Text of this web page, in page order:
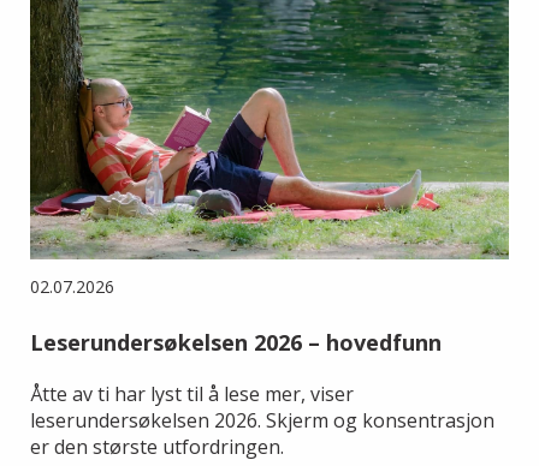
02.07.2026
Leserundersøkelsen 2026 – hovedfunn
Åtte av ti har lyst til å lese mer, viser
leserundersøkelsen 2026. Skjerm og konsentrasjon
er den største utfordringen.